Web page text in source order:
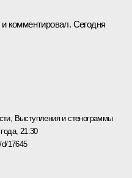
комментировал. Сегодня
, Выступления и стенограммы
21:30
d/17645